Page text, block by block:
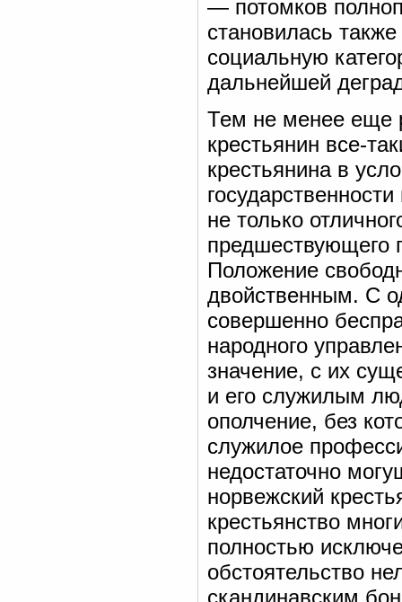
— потомков
становилась
социальную
дальнейшей
Тем не менее еще
крестьянин все-
крестьянина в
не только
предшествующего
Положение
двойственным. С
совершенно
народного
значение, с их
и его служилым
ополчение, без
служилое
недостаточно
норвежский
крестьянство
полностью
обстоятельство
скандинавским